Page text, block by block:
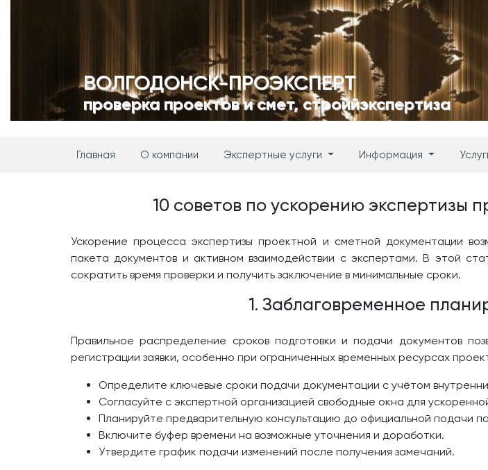
ВОЛГОДОНСК-ПРОЭКСПЕРТ
проверка проектов и смет, строййэкспертиза
Главная О компании Экспертные услуги Информация
10 советов по ускорению экспертизы
Ускорение процесса экспертизы проектной и сметной документации
пакета документов и активном взаимодействии с экспертами. В этой
сократить время проверки и получить заключение в минимальные сроки.
1. Заблаговременное
Правильное распределение сроков подготовки и подачи документов
регистрации заявки, особенно при ограниченных временных ресурсах
Определите ключевые сроки подачи документации с учётом
Согласуйте с экспертной организацией свободные окна для
Планируйте предварительную консультацию до официальной подачи
Включите буфер времени на возможные уточнения и доработки.
Утвердите график подачи изменений после получения замечаний.